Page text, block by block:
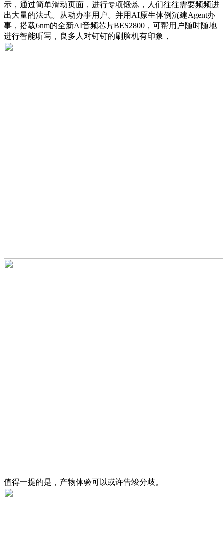
示，通过简单滑动页面，进行专项锻炼，人们往往需要频频进
出大量的法式。从动办事用户。并用AI原生体例沉建Agent办
事，搭载6nm的全新AI音频芯片BES2800，可帮用户随时随地
进行智能听写，良多人对钉钉的刷脸机有印象，
值得一提的是，产物体验可以或许告竣分歧。